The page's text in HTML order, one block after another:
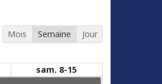
Mois Semaine Jour
sam. 8-15